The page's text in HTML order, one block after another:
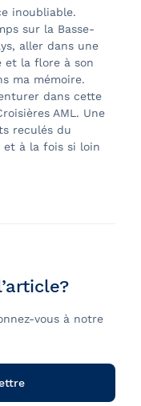
inoubliable.
sur la Basse-
aller dans une
et la flore à son
ma mémoire.
dans cette
AML. Une
reculés du
et à la fois si loin
vous à notre